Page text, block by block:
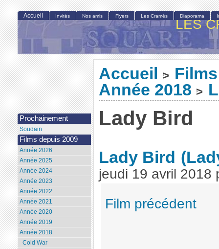
LES
Accueil >
Année 2018 >
Lady Bird
Lady Bird
jeudi 19 avril 2018
Film précédent
Accueil Invités Nos amis Flyers Les Cramés Diaporama
Prochainement
Soudain
Films depuis 2009
Année 2026
Année 2025
Année 2024
Année 2023
Année 2022
Année 2021
Année 2020
Année 2019
Année 2018
Cold War